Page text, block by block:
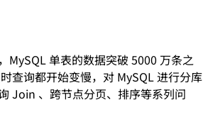
MySQL 单表的数据突破 5000 万条之
查询都开始变慢，对 MySQL 进行分库
Join 、跨节点分页、排序等系列问